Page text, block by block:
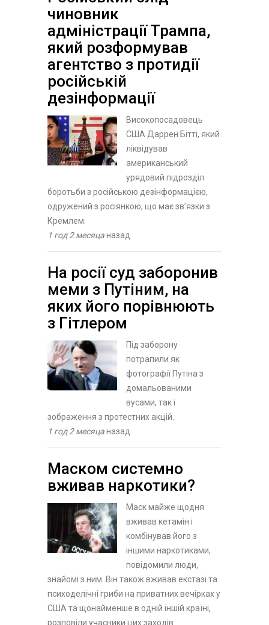
чиновник
адміністрації Трампа,
який розформував
агентство з протидії
російській
дезінформації
Високопосадовець
США Даррен Бітті, який
ліквідував
американський
урядовий підрозділ
боротьби з російською дезінформацією,
одружений з росіянкою, що має зв’язки з
Кремлем.
1 год 2 месяцаназад
На росії суд заборонив
меми з Путіним, на
яких його порівнюють
з Гітлером
Під заборону
потрапили як
фотографії Путіна з
домальованими
вусами, так і
зображення з протестних акцій.
1 год 2 месяцаназад
Маском системно
вживав наркотики?
Маск майже щодня
вживав кетамін і
комбінував його з
іншими наркотиками,
повідомили люди,
знайомі з ним. Він також вживав екстазі та
психоделічні гриби на приватних вечірках у
США та щонайменше в одній іншій країні,
розповіли учасники цих заходів.